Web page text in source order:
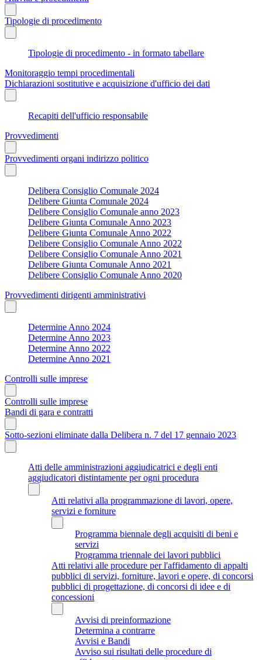
Tipologie di procedimento
Tipologie di procedimento - in formato tabellare
Monitoraggio tempi procedimentali
Dichiarazioni sostitutive e acquisizione d'ufficio dei dati
Recapiti dell'ufficio responsabile
Provvedimenti
Provvedimenti organi indirizzo politico
Delibera Consiglio Comunale 2024
Delibere Giunta Comunale 2024
Delibere Consiglio Comunale anno 2023
Delibere Giunta Comunale Anno 2023
Delibere Giunta Comunale Anno 2022
Delibere Consiglio Comunale Anno 2022
Delibere Consiglio Comunale Anno 2021
Delibere Giunta Comunale Anno 2021
Delibere Consiglio Comunale Anno 2020
Provvedimenti dirigenti amministrativi
Determine Anno 2024
Determine Anno 2023
Determine Anno 2022
Determine Anno 2021
Controlli sulle imprese
Controlli sulle imprese
Bandi di gara e contratti
Sotto-sezioni eliminate dalla Delibera n. 7 del 17 gennaio 2023
Atti delle amministrazioni aggiudicatrici e degli enti
aggiudicatori distintamente per ogni procedura
Atti relativi alla programmazione di lavori, opere,
servizi e forniture
Programma biennale degli acquisiti di beni e
servizi
Programma triennale dei lavori pubblici
Atti relativi alle procedure per l'affidamento di appalti
pubblici di servizi, forniture, lavori e opere, di concorsi
pubblici di progettazione, di concorsi di idee e di
concessioni
Avvisi di preinformazione
Determina a contrarre
Avvisi e Bandi
Avviso sui risultati delle procedure di